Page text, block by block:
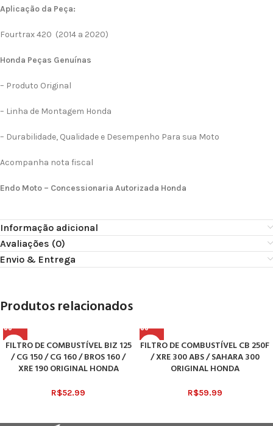
Aplicação da Peça:
Fourtrax 420 (2014 a 2020)
Honda Peças Genuínas
– Produto Original
– Linha de Montagem Honda
– Durabilidade, Qualidade e Desempenho Para sua Moto
Acompanha nota fiscal
Endo Moto – Concessionaria Autorizada Honda
Informação adicional
Avaliações (0)
Envio & Entrega
Produtos relacionados
FILTRO DE COMBUSTÍVEL BIZ 125
/ CG 150 / CG 160 / BROS 160 /
XRE 190 ORIGINAL HONDA
R$52.99
FILTRO DE COMBUSTÍVEL CB 250F
/ XRE 300 ABS / SAHARA 300
ORIGINAL HONDA
R$59.99